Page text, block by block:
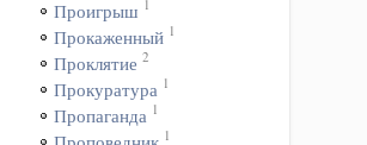
Проигрыш 1
Прокаженный 1
Проклятие 2
Прокуратура 1
Пропаганда 1
1